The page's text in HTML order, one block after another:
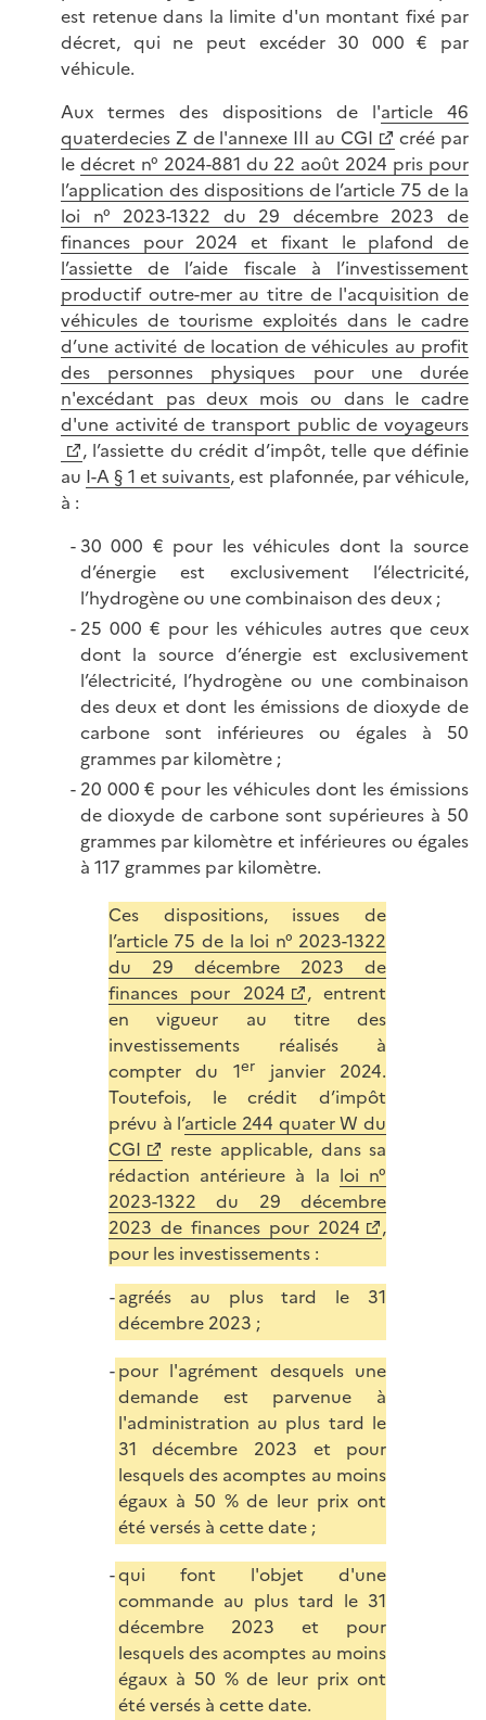
est retenue dans la limite d'un montant fixé par
décret, qui ne peut excéder 30 000 € par
véhicule.
Aux termes des dispositions de l'article 46
quaterdecies Z de l'annexe III au CGI
créé par
le décret n° 2024-881 du 22 août 2024 pris pour
l’application des dispositions de l’article 75 de la
loi n° 2023-1322 du 29 décembre 2023 de
finances pour 2024 et fixant le plafond de
l’assiette de l’aide fiscale à l’investissement
productif outre-mer au titre de l'acquisition de
véhicules de tourisme exploités dans le cadre
d’une activité de location de véhicules au profit
des personnes physiques pour une durée
n'excédant pas deux mois ou dans le cadre
d'une activité de transport public de voyageurs
, l’assiette du crédit d’impôt, telle que définie
au I-A § 1 et suivants,est plafonnée, par véhicule,
à :
30 000 € pour les véhicules dont la source
d’énergie est exclusivement l’électricité,
l’hydrogène ou une combinaison des deux ;
25 000 € pour les véhicules autres que ceux
dont la source d’énergie est exclusivement
l’électricité, l’hydrogène ou une combinaison
des deux et dont les émissions de dioxyde de
carbone sont inférieures ou égales à 50
grammes par kilomètre ;
20 000 € pour les véhicules dont les émissions
de dioxyde de carbone sont supérieures à 50
grammes par kilomètre et inférieures ou égales
à 117 grammes par kilomètre.
Ces dispositions, issues de
l’article 75 de la loi n° 2023-1322
du 29 décembre 2023 de
finances pour 2024
, entrent
en vigueur au titre des
investissements réalisés à
compter du 1er janvier 2024.
Toutefois, le crédit d’impôt
prévu à l’article 244 quater W du
CGI
reste applicable, dans sa
rédaction antérieure à la loi n°
2023-1322 du 29 décembre
2023 de finances pour 2024
,
pour les investissements :
agréés au plus tard le 31
décembre 2023 ;
pour l'agrément desquels une
demande est parvenue à
l'administration au plus tard le
31 décembre 2023 et pour
lesquels des acomptes au moins
égaux à 50 % de leur prix ont
été versés à cette date ;
qui font l'objet d'une
commande au plus tard le 31
décembre 2023 et pour
lesquels des acomptes au moins
égaux à 50 % de leur prix ont
été versés à cette date.